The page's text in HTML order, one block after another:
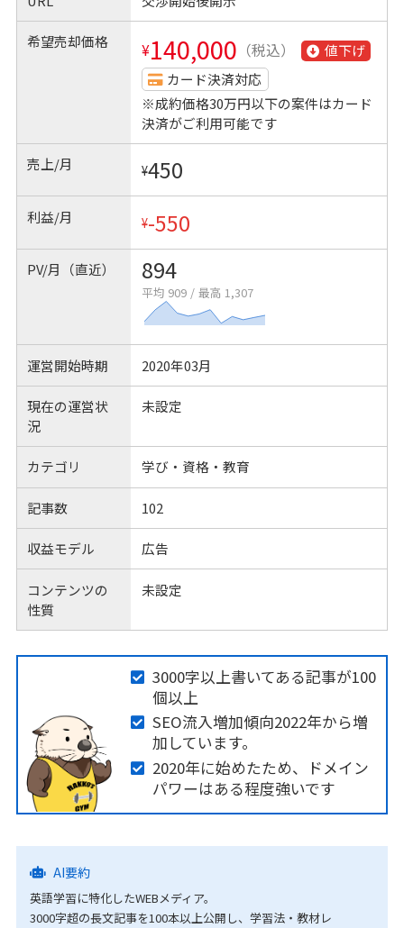
希望売却価格 ¥140,000 （税込）
値下げ
カード決済対応
※成約価格30万円以下の案件はカード
決済がご利用可能です
売上/月 ¥450
利益/月 ¥-550
PV/月（直近） 894
平均 909 / 最高 1,307
運営開始時期 2020年03月
現在の運営状
況
未設定
カテゴリ 学び・資格・教育
記事数 102
収益モデル 広告
コンテンツの
性質
未設定
3000字以上書いてある記事が100
個以上
SEO流入増加傾向2022年から増
加しています。
2020年に始めたため、ドメイン
パワーはある程度強いです
AI要約
英語学習に特化したWEBメディア。
3000字超の長文記事を100本以上公開し、学習法・教材レ